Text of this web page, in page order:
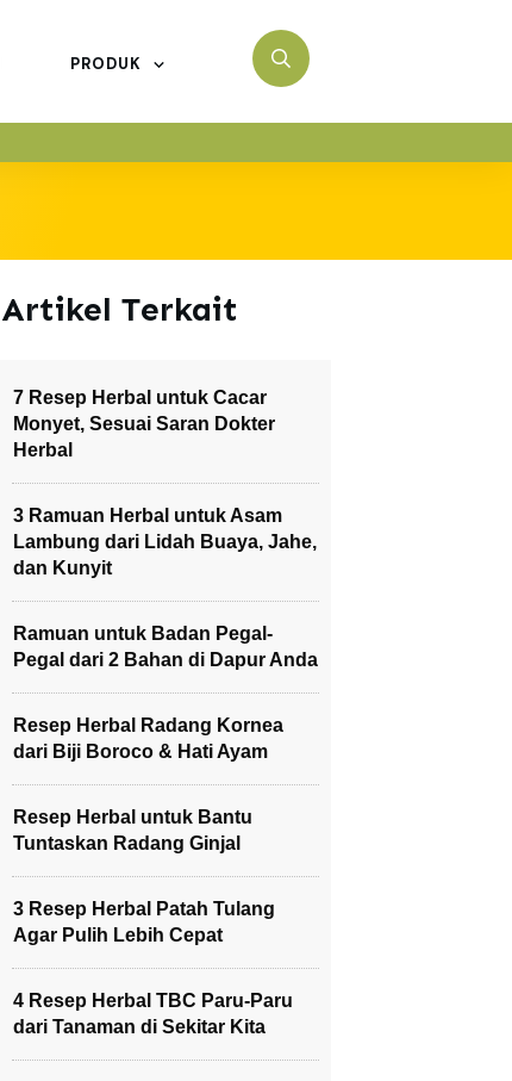
PRODUK
Artikel Terkait
7 Resep Herbal untuk Cacar
Monyet, Sesuai Saran Dokter
Herbal
3 Ramuan Herbal untuk Asam
Lambung dari Lidah Buaya, Jahe,
dan Kunyit
Ramuan untuk Badan Pegal-
Pegal dari 2 Bahan di Dapur Anda
Resep Herbal Radang Kornea
dari Biji Boroco & Hati Ayam
Resep Herbal untuk Bantu
Tuntaskan Radang Ginjal
3 Resep Herbal Patah Tulang
Agar Pulih Lebih Cepat
4 Resep Herbal TBC Paru-Paru
dari Tanaman di Sekitar Kita